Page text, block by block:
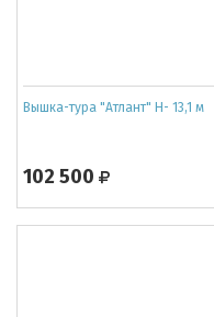
Вышка-тура "Атлант" Н- 13,1 м
102 500